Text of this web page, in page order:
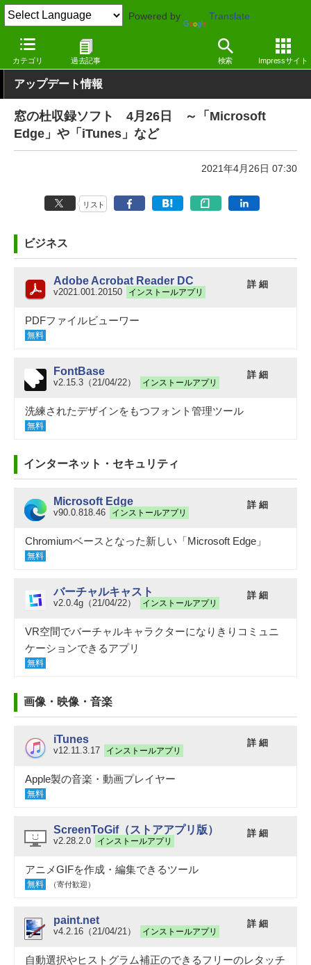
Powered by Translate
カテゴリ 過去記事 検索 Impressサイト
窓の杜 その他の話題 アップデート
アップデート情報
窓の杜収録ソフト 4月26日 ～「Microsoft
Edge」や「iTunes」など
2021年4月26日 07:30
リスト
ビジネス
Adobe Acrobat Reader DC
v2021.001.20150 インストールアプリ
詳 細
PDFファイルビューワー
無料
FontBase
v2.15.3（21/04/22） インストールアプリ
詳 細
洗練されたデザインをもつフォント管理ツール
無料
インターネット・セキュリティ
Microsoft Edge
v90.0.818.46 インストールアプリ
詳 細
Chromiumベースとなった新しい「Microsoft Edge」
無料
バーチャルキャスト
v2.0.4g（21/04/22） インストールアプリ
詳 細
VR空間でバーチャルキャラクターになりきりコミュニ
ケーションできるアプリ
無料
画像・映像・音楽
iTunes
v12.11.3.17 インストールアプリ
詳 細
Apple製の音楽・動画プレイヤー
無料
ScreenToGif（ストアアプリ版）
v2.28.2.0 インストールアプリ
詳 細
アニメGIFを作成・編集できるツール
無料 （寄付歓迎）
paint.net
v4.2.16（21/04/21） インストールアプリ
詳 細
自動選択やヒストグラム補正のできるフリーのレタッチ